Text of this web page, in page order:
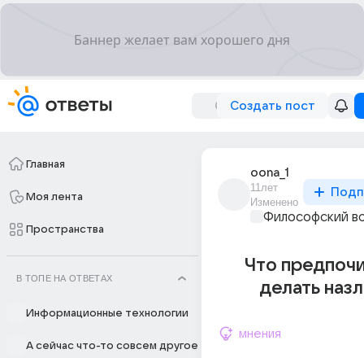
Создать пост
Главная
Моя лента
Пространства
В ТОПЕ НА ОТВЕТАХ
Информационные технологии
А сейчас что-то совсем другое
oona_1
11лет
Изменено
Философский
Что
делать
мнения